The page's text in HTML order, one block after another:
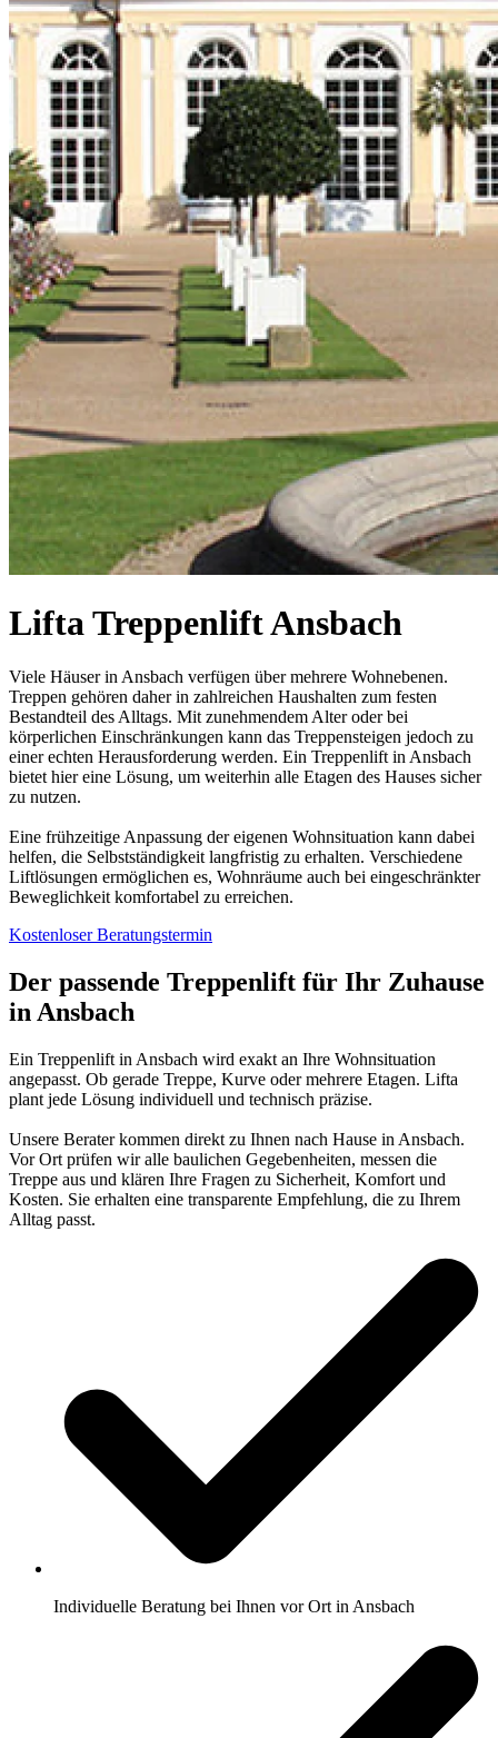
Lifta Treppenlift Ansbach
Viele Häuser in Ansbach verfügen über mehrere Wohnebenen.
Treppen gehören daher in zahlreichen Haushalten zum festen
Bestandteil des Alltags. Mit zunehmendem Alter oder bei
körperlichen Einschränkungen kann das Treppensteigen jedoch zu
einer echten Herausforderung werden. Ein Treppenlift in Ansbach
bietet hier eine Lösung, um weiterhin alle Etagen des Hauses sicher
zu nutzen.
Eine frühzeitige Anpassung der eigenen Wohnsituation kann dabei
helfen, die Selbstständigkeit langfristig zu erhalten. Verschiedene
Liftlösungen ermöglichen es, Wohnräume auch bei eingeschränkter
Beweglichkeit komfortabel zu erreichen.
Kostenloser Beratungstermin
Der passende Treppenlift für Ihr Zuhause
in Ansbach
Ein Treppenlift in Ansbach wird exakt an Ihre Wohnsituation
angepasst. Ob gerade Treppe, Kurve oder mehrere Etagen. Lifta
plant jede Lösung individuell und technisch präzise.
Unsere Berater kommen direkt zu Ihnen nach Hause in Ansbach.
Vor Ort prüfen wir alle baulichen Gegebenheiten, messen die
Treppe aus und klären Ihre Fragen zu Sicherheit, Komfort und
Kosten. Sie erhalten eine transparente Empfehlung, die zu Ihrem
Alltag passt.
Individuelle Beratung bei Ihnen vor Ort in Ansbach